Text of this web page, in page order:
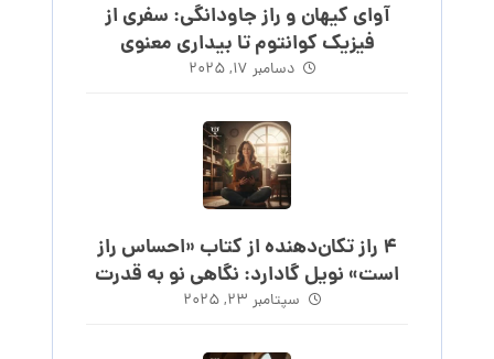
آوای کیهان و راز جاودانگی: سفری از
فیزیک کوانتوم تا بیداری معنوی
دسامبر ۱۷, ۲۰۲۵
۴ راز تکان‌دهنده از کتاب «احساس راز
است» نویل گادارد: نگاهی نو به قدرت
احساس
سپتامبر ۲۳, ۲۰۲۵